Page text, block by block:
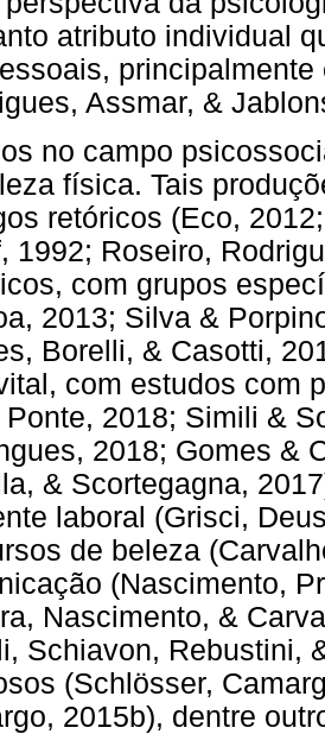
atributo individual
Assmar, &
no campo
física. Tais
retóricos (Eco,
1992; Roseiro,
com grupos
2013; Silva &
Borelli, & Casotti,
com estudos com
Ponte, 2018; Simili &
2018; Gomes &
& Scortegagna,
laboral (Grisci,
de beleza
(Nascimento,
Nascimento, &
Schiavon, Rebustini,
(Schlösser,
2015b), dentre